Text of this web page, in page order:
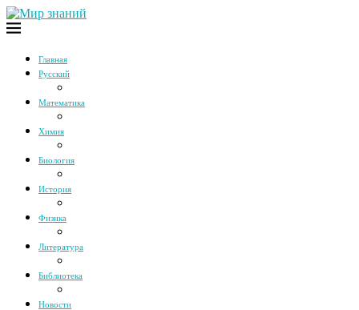
Главная
Русский
Математика
Химия
Биология
История
Физика
Литература
Библиотека
Новости